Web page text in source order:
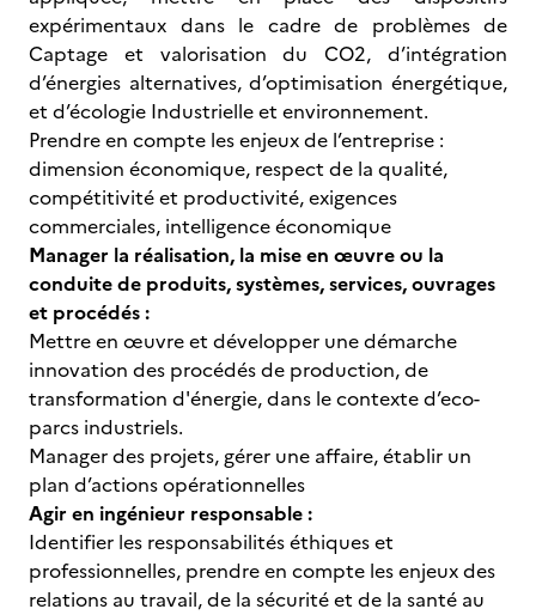
expérimentaux dans le cadre de problèmes de
Captage et valorisation du CO2, d’intégration
d’énergies alternatives, d’optimisation énergétique,
et d’écologie Industrielle et environnement.
Prendre en compte les enjeux de l’entreprise :
dimension économique, respect de la qualité,
compétitivité et productivité, exigences
commerciales, intelligence économique
Manager la réalisation, la mise en œuvre ou la
conduite de produits, systèmes, services, ouvrages
et procédés :
Mettre en œuvre et développer une démarche
innovation des procédés de production, de
transformation d'énergie, dans le contexte d’eco-
parcs industriels.
Manager des projets, gérer une affaire, établir un
plan d’actions opérationnelles
Agir en ingénieur responsable :
Identifier les responsabilités éthiques et
professionnelles, prendre en compte les enjeux des
relations au travail, de la sécurité et de la santé au